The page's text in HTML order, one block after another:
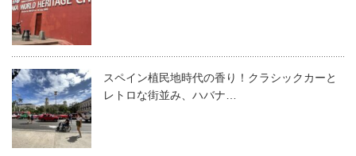
スペイン植民地時代の香り！クラシックカーと
レトロな街並み、ハバナ…